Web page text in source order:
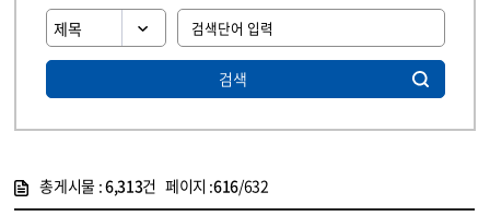
검색
총게시물 :6,313건 페이지 :616/632